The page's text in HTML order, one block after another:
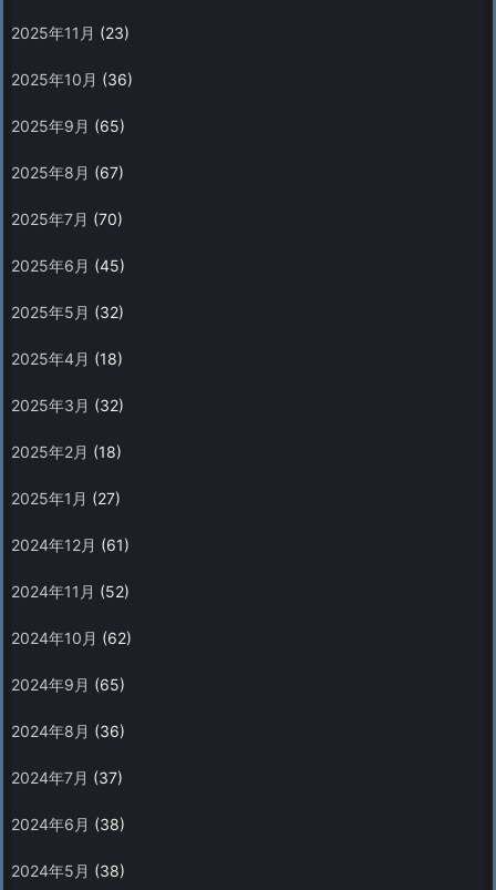
2025年11月 (23)
2025年10月 (36)
2025年9月 (65)
2025年8月 (67)
2025年7月 (70)
2025年6月 (45)
2025年5月 (32)
2025年4月 (18)
2025年3月 (32)
2025年2月 (18)
2025年1月 (27)
2024年12月 (61)
2024年11月 (52)
2024年10月 (62)
2024年9月 (65)
2024年8月 (36)
2024年7月 (37)
2024年6月 (38)
2024年5月 (38)